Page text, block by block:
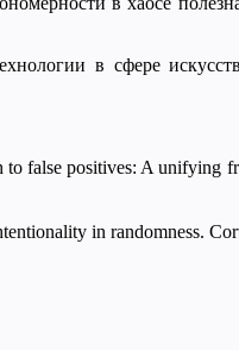
в сфере
false positives: A unifying
in randomness.